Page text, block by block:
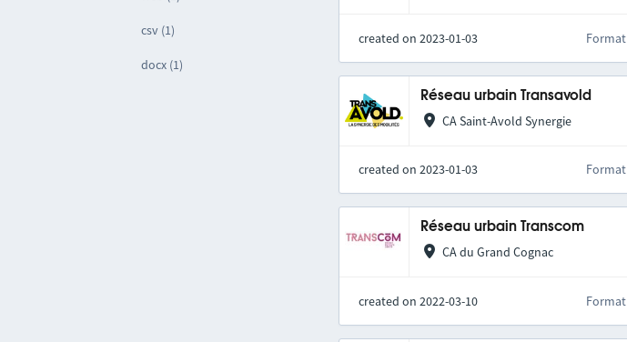
csv (1)
docx (1)
created on 2023-01-03 Format
Réseau urbain Transavold
CA Saint-Avold Synergie
created on 2023-01-03 Format
Réseau urbain Transcom
CA du Grand Cognac
created on 2022-03-10 Format